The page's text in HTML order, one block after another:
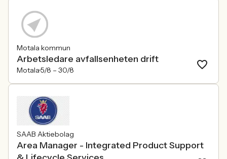
Motala kommun
Arbetsledare avfallsenheten drift
Motala5/8 – 30/8
SAAB Aktiebolag
Area Manager - Integrated Product Support